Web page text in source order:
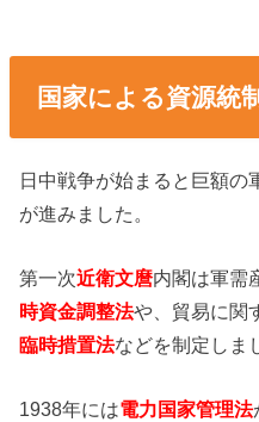
国家による資源統
日中戦争が始まると巨額の
が進みました。
第一次近衛文麿内閣は軍需
時資金調整法や、貿易に関
臨時措置法などを制定しま
1938年には電力国家管理法